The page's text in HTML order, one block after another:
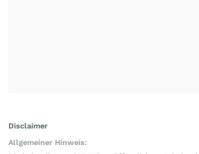
Disclaimer
Allgemeiner Hinweis: